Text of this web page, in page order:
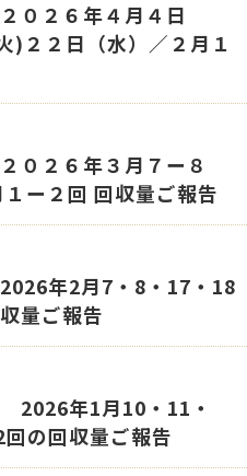
０２６年４月４日
)２２日（水）／２月１
０２６年３月７ー８
ー２回 回収量ご報告
年2月7・8・17・18
量ご報告
2026年1月10・11・
の回収量ご報告